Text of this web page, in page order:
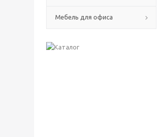
Мебель для офиса